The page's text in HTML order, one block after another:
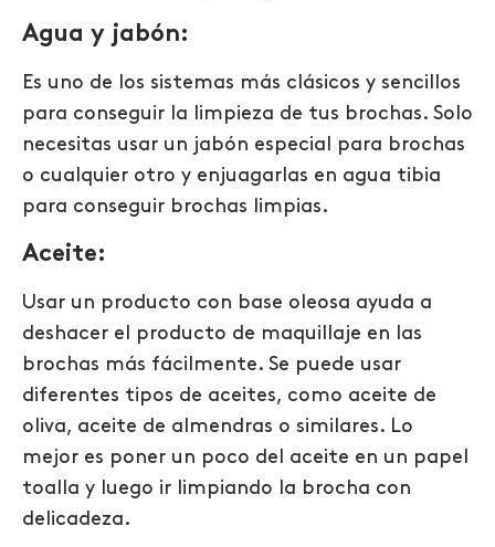
Agua y jabón:
Es uno de los sistemas más clásicos y sencillos
para conseguir la limpieza de tus brochas. Solo
necesitas usar un jabón especial para brochas
o cualquier otro y enjuagarlas en agua tibia
para conseguir brochas limpias.
Aceite:
Usar un producto con base oleosa ayuda a
deshacer el producto de maquillaje en las
brochas más fácilmente. Se puede usar
diferentes tipos de aceites, como aceite de
oliva, aceite de almendras o similares. Lo
mejor es poner un poco del aceite en un papel
toalla y luego ir limpiando la brocha con
delicadeza.